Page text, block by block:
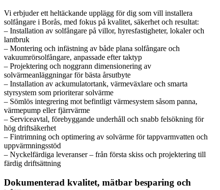
Vi erbjuder ett heltäckande upplägg för dig som vill installera
solfångare i Borås, med fokus på kvalitet, säkerhet och resultat:
– Installation av solfångare på villor, hyresfastigheter, lokaler och
lantbruk
– Montering och infästning av både plana solfångare och
vakuumrörsolfångare, anpassade efter taktyp
– Projektering och noggrann dimensionering av
solvärmeanläggningar för bästa årsutbyte
– Installation av ackumulatortank, värmeväxlare och smarta
styrsystem som prioriterar solvärme
– Sömlös integrering mot befintligt värmesystem såsom panna,
värmepump eller fjärrvärme
– Serviceavtal, förebyggande underhåll och snabb felsökning för
hög driftsäkerhet
– Fintrimning och optimering av solvärme för tappvarmvatten och
uppvärmningsstöd
– Nyckelfärdiga leveranser – från första skiss och projektering till
färdig driftsättning
Dokumenterad kvalitet, mätbar besparing och